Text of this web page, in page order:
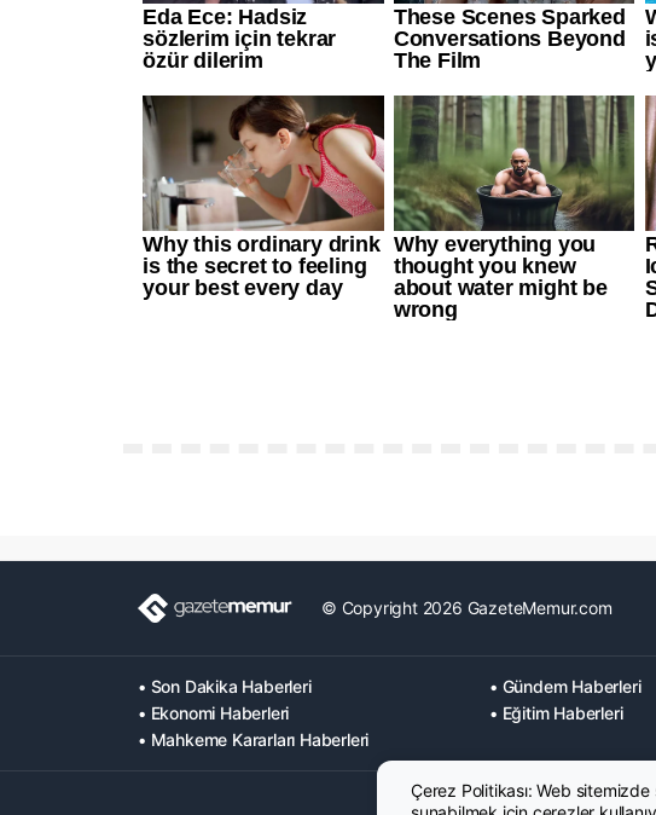
© Copyright 2026 GazeteMemur.com
• Son Dakika Haberleri • Gündem Haberleri
• Ekonomi Haberleri
• Eğitim Haberleri
• Mahkeme Kararları Haberleri
Çerez Politikası: Web